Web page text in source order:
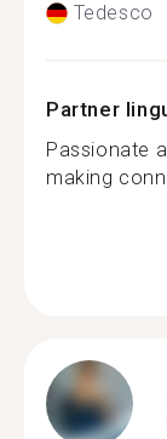
Tedesco
Partner
Passionate
making